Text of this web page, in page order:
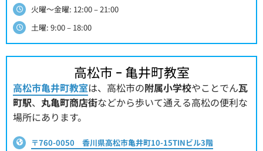
火曜～金曜: 12:00 – 21:00
土曜: 9:00 – 18:00
高松市 ｰ 亀井町教室
高松市亀井町教室は、高松市の附属小学校やことでん瓦
町駅、 丸亀町商店街などから歩いて通える高松の便利な
場所にあります。
〒760-0050 香川県高松市亀井町10-15TINビル3階